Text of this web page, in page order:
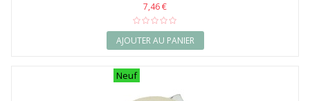
7,46 €
AJOUTER AU PANIER
Neuf